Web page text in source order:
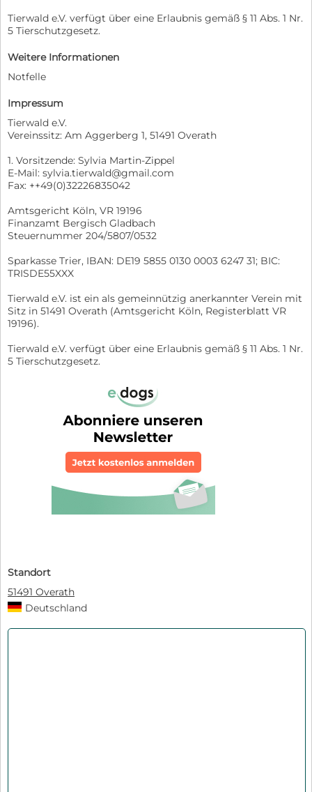
Tierwald e.V. verfügt über eine Erlaubnis gemäß § 11 Abs. 1 Nr.
5 Tierschutzgesetz.
Weitere Informationen
Notfelle
Impressum
Tierwald e.V.
Vereinssitz: Am Aggerberg 1, 51491 Overath
1. Vorsitzende: Sylvia Martin-Zippel
E-Mail: sylvia.tierwald@gmail.com
Fax: ++49(0)32226835042
Amtsgericht Köln, VR 19196
Finanzamt Bergisch Gladbach
Steuernummer 204/5807/0532
Sparkasse Trier, IBAN: DE19 5855 0130 0003 6247 31; BIC:
TRISDE55XXX
Tierwald e.V. ist ein als gemeinnützig anerkannter Verein mit
Sitz in 51491 Overath (Amtsgericht Köln, Registerblatt VR
19196).
Tierwald e.V. verfügt über eine Erlaubnis gemäß § 11 Abs. 1 Nr.
5 Tierschutzgesetz.
Standort
51491 Overath
Deutschland